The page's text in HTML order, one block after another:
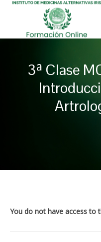
contenido
3ª Clase
You do not have access to
entradas